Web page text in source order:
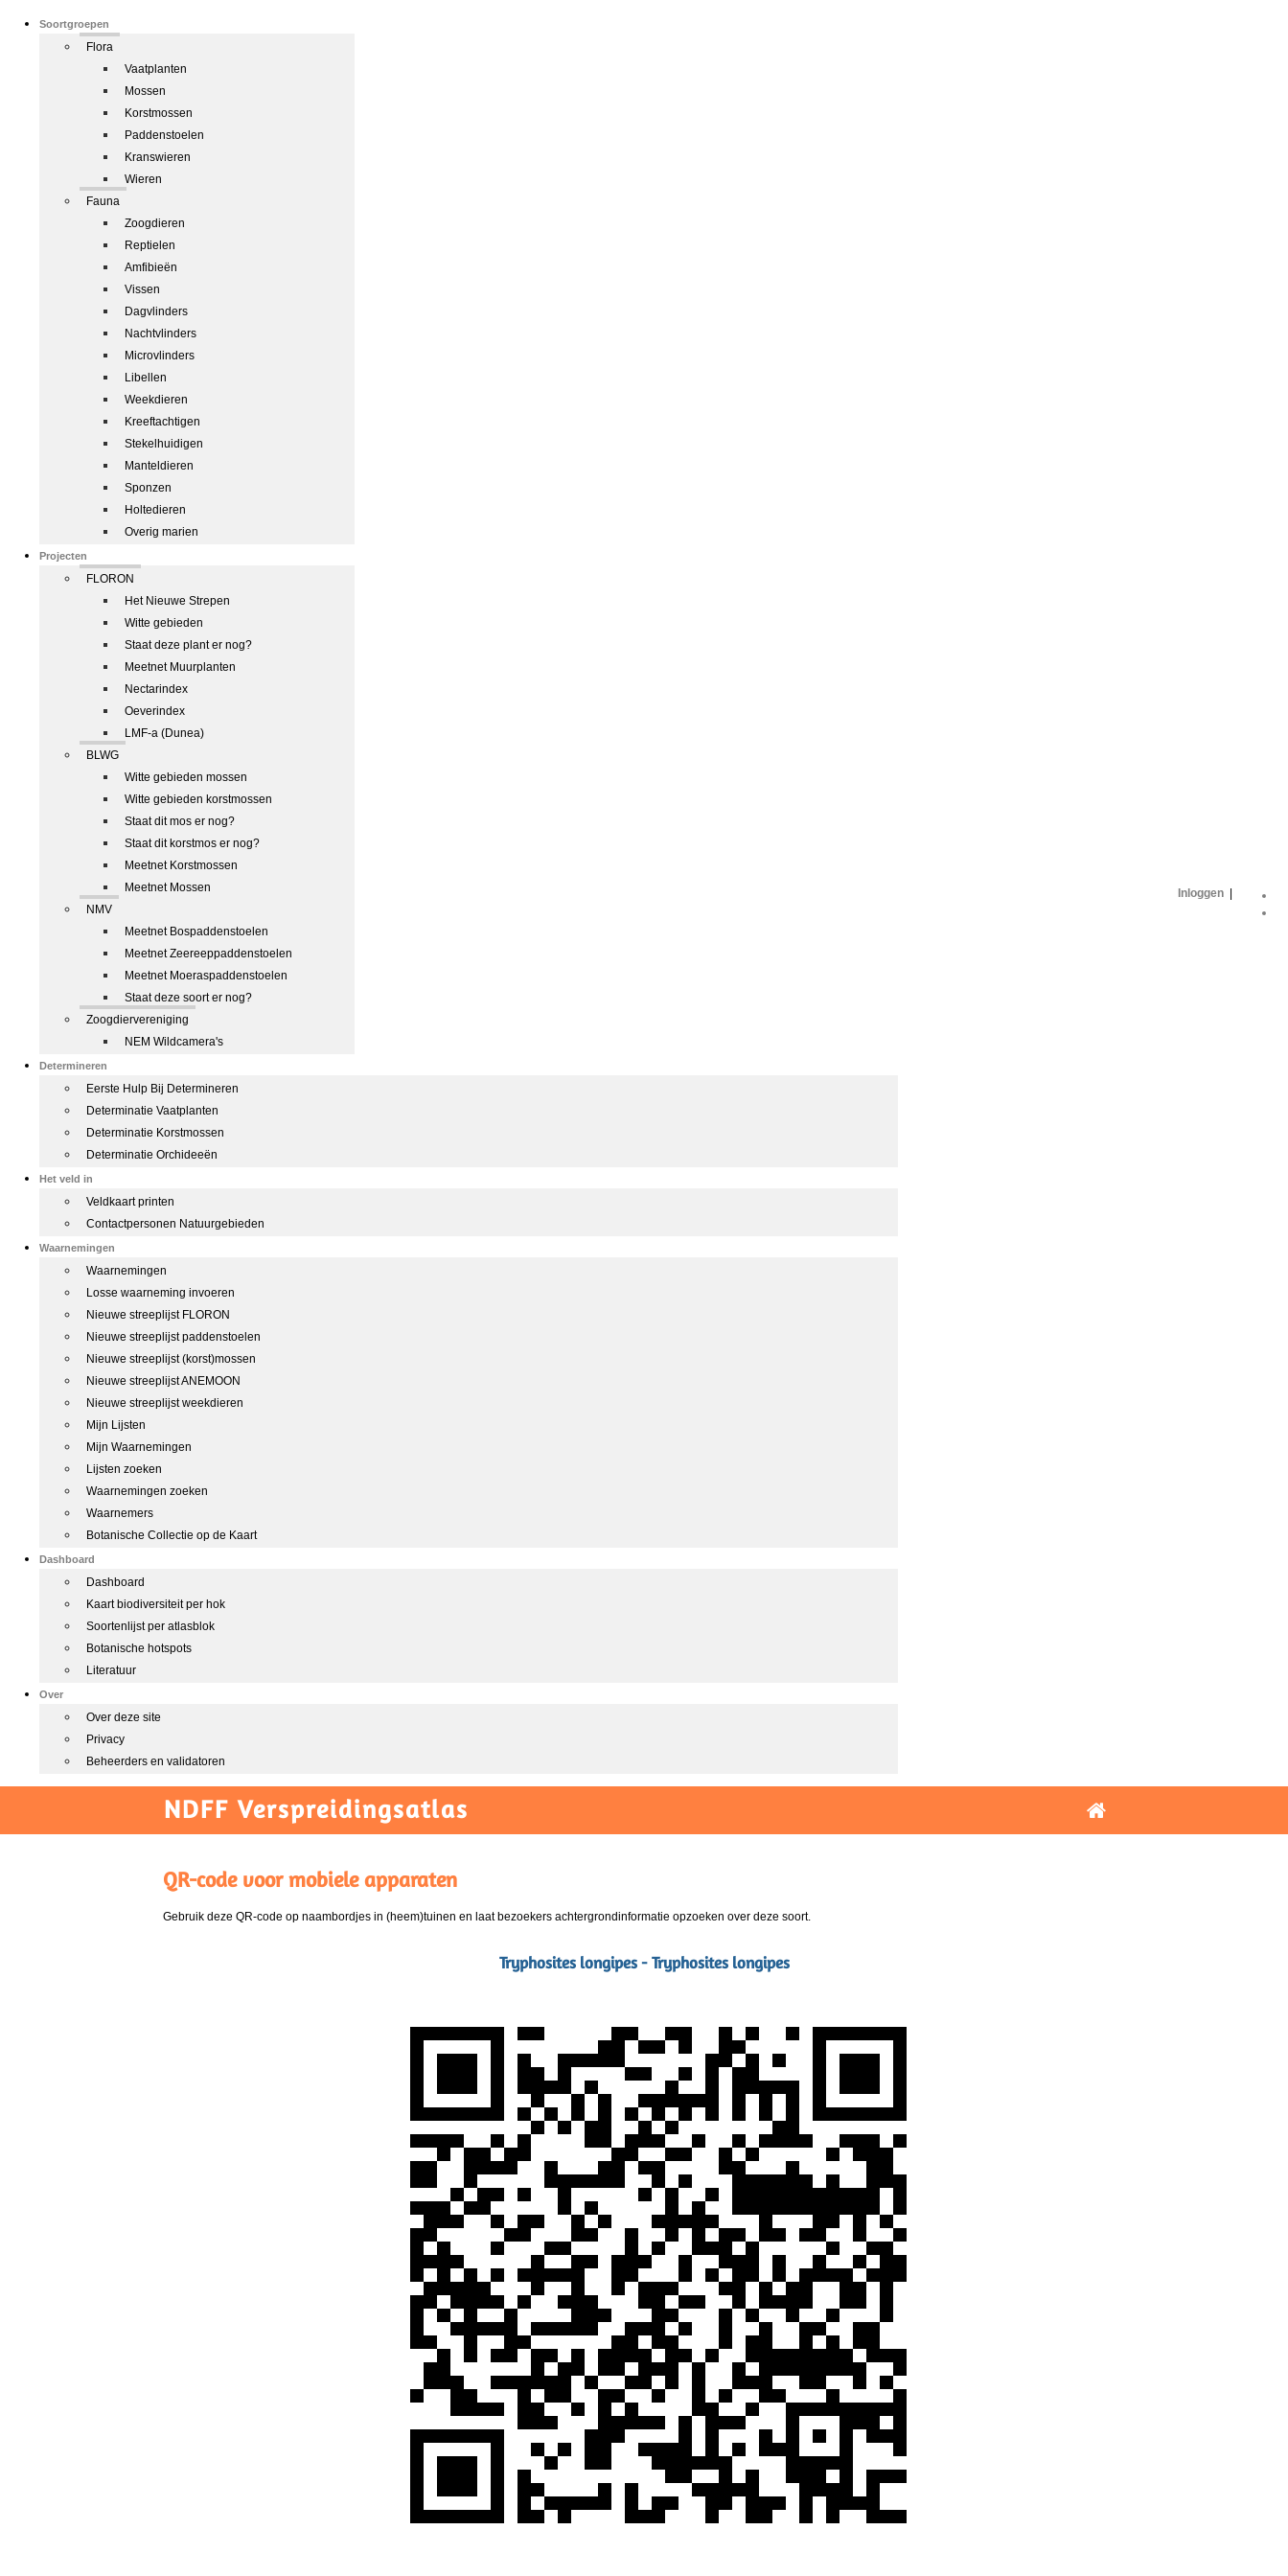
Soortgroepen
Flora
Vaatplanten
Mossen
Korstmossen
Paddenstoelen
Kranswieren
Wieren
Fauna
Zoogdieren
Reptielen
Amfibieën
Vissen
Dagvlinders
Nachtvlinders
Microvlinders
Libellen
Weekdieren
Kreeftachtigen
Stekelhuidigen
Manteldieren
Sponzen
Holtedieren
Overig marien
Projecten
FLORON
Het Nieuwe Strepen
Witte gebieden
Staat deze plant er nog?
Meetnet Muurplanten
Nectarindex
Oeverindex
LMF-a (Dunea)
BLWG
Witte gebieden mossen
Witte gebieden korstmossen
Staat dit mos er nog?
Staat dit korstmos er nog?
Meetnet Korstmossen
Meetnet Mossen
NMV
Meetnet Bospaddenstoelen
Meetnet Zeereeppaddenstoelen
Meetnet Moeraspaddenstoelen
Staat deze soort er nog?
Zoogdiervereniging
NEM Wildcamera's
Determineren
Eerste Hulp Bij Determineren
Determinatie Vaatplanten
Determinatie Korstmossen
Determinatie Orchideeën
Het veld in
Veldkaart printen
Contactpersonen Natuurgebieden
Waarnemingen
Waarnemingen
Losse waarneming invoeren
Nieuwe streeplijst FLORON
Nieuwe streeplijst paddenstoelen
Nieuwe streeplijst (korst)mossen
Nieuwe streeplijst ANEMOON
Nieuwe streeplijst weekdieren
Mijn Lijsten
Mijn Waarnemingen
Lijsten zoeken
Waarnemingen zoeken
Waarnemers
Botanische Collectie op de Kaart
Dashboard
Dashboard
Kaart biodiversiteit per hok
Soortenlijst per atlasblok
Botanische hotspots
Literatuur
Over
Over deze site
Privacy
Beheerders en validatoren
Inloggen
NDFF Verspreidingsatlas
QR-code voor mobiele apparaten
Gebruik deze QR-code op naambordjes in (heem)tuinen en laat bezoekers achtergrondinformatie opzoeken over deze soort.
Tryphosites longipes - Tryphosites longipes